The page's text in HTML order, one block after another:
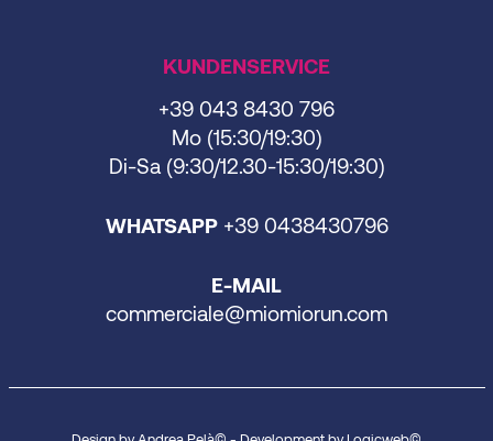
KUNDENSERVICE
+39 043 8430 796
Mo (15:30/19:30)
Di-Sa (9:30/12.30-15:30/19:30)
WHATSAPP +39 0438430796
E-MAIL
commerciale@miomiorun.com